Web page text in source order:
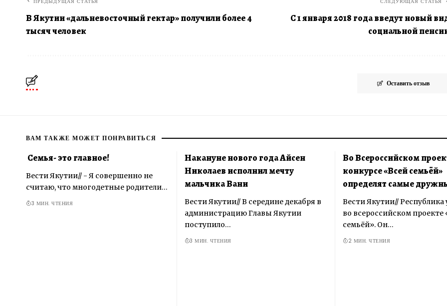
В Якутии «дальневосточный гектар» получили более 4
тысяч человек
С 1 января 2018 года введут новый
социальной
Оставить отзыв
ВАМ ТАКЖЕ МОЖЕТ ПОНРАВИТЬСЯ
Семья- это главное!
Вести Якутии// - Я совершенно не
считаю, что многодетные родители…
3 МИН. ЧТЕНИЯ
Накануне нового года Айсен
Николаев исполнил мечту
мальчика Вани
Вести Якутии// В середине декабря в
администрацию Главы Якутии
поступило…
3 МИН. ЧТЕНИЯ
Во Всероссийском
конкурсе «Всей семьёй»
определят самые
Вести Якутии// Республика
во всероссийском проекте
семьёй». Он…
2 МИН. ЧТЕНИЯ